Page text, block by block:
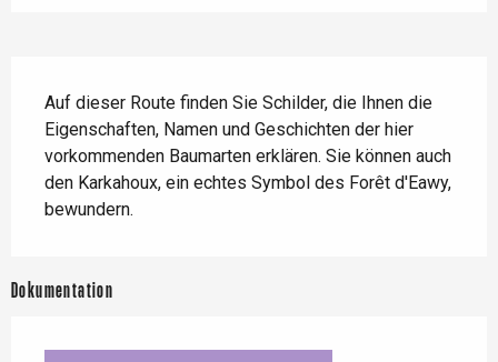
Auf dieser Route finden Sie Schilder, die Ihnen die
Eigenschaften, Namen und Geschichten der hier
vorkommenden Baumarten erklären. Sie können auch
den Karkahoux, ein echtes Symbol des Forêt d'Eawy,
bewundern.
Dokumentation